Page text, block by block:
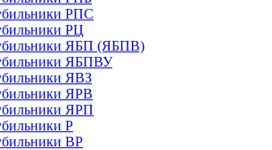
РПС
РЦ
ЯБП (ЯБПВ)
ЯБПВУ
ЯВЗ
ЯРВ
ЯРП
Р
ВР